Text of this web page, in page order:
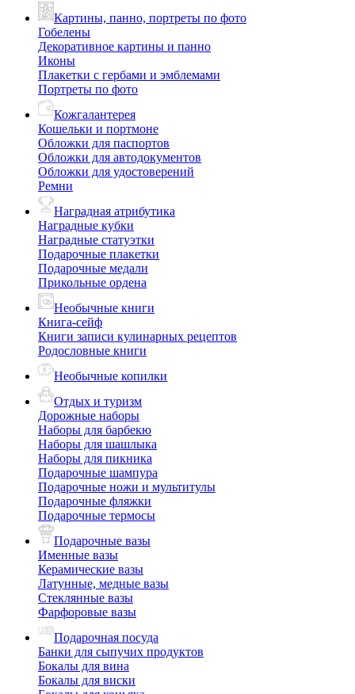
Картины, панно, портреты по фото
Гобелены
Декоративное картины и панно
Иконы
Плакетки с гербами и эмблемами
Портреты по фото
Кожгалантерея
Кошельки и портмоне
Обложки для паспортов
Обложки для автодокументов
Обложки для удостоверений
Ремни
Наградная атрибутика
Наградные кубки
Наградные статуэтки
Подарочные плакетки
Подарочные медали
Прикольные ордена
Необычные книги
Книга-сейф
Книги записи кулинарных рецептов
Родословные книги
Необычные копилки
Отдых и туризм
Дорожные наборы
Наборы для барбекю
Наборы для шашлыка
Наборы для пикника
Подарочные шампура
Подарочные ножи и мультитулы
Подарочные фляжки
Подарочные термосы
Подарочные вазы
Именные вазы
Керамические вазы
Латунные, медные вазы
Стеклянные вазы
Фарфоровые вазы
Подарочная посуда
Банки для сыпучих продуктов
Бокалы для вина
Бокалы для виски